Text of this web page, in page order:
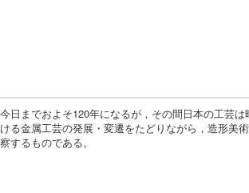
日までおよそ120年になるが，その間日本の工芸
る金属工芸の発展・変遷をたどりながら，造形美
するものである。